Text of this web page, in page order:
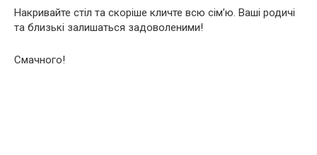
Накривайте стіл та скоріше кличте всю сім’ю. Ваші родичі
та близькі залишаться задоволеними!
Смачного!